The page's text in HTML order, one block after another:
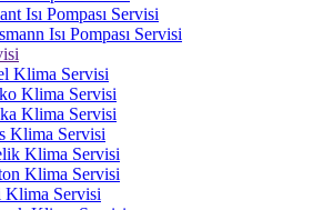
Isı Pompası Servisi
Isı Pompası Servisi
Klima Servisi
Klima Servisi
Klima Servisi
Klima Servisi
Klima Servisi
Klima Servisi
Klima Servisi